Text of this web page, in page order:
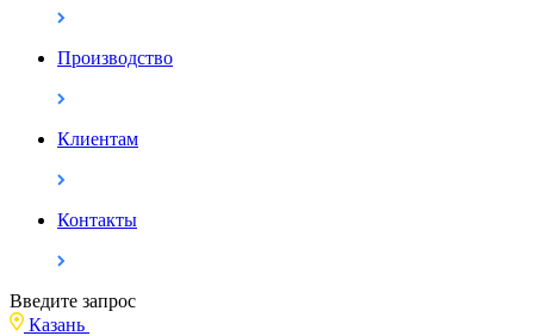
Производство
Клиентам
Контакты
Введите запрос
Казань